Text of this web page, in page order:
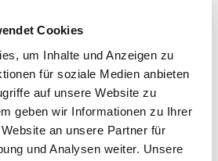
Cookies
um Inhalte und Anzeigen zu
für soziale Medien anbieten
auf unsere Website zu
geben wir Informationen zu Ihrer
an unsere Partner für
und Analysen weiter. Unsere
Blick sichtbar, wo bereits
noch im Aufbau sind.
Koalitionsfreiheit
Wirtschafts- und Arbeitgeberverband
die Nennung weitreichender
und fordert klare Grenzen
Handelns.
Bundeskabinett
Nationalen Aktionsplan zur